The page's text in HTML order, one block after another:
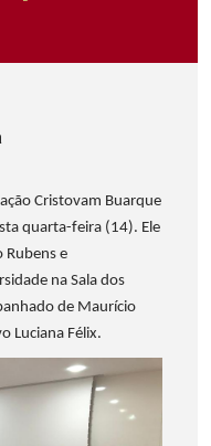
Cristovam Buarque
quarta-feira (14). Ele
Rubens e
na Sala dos
de Maurício
Luciana Félix.